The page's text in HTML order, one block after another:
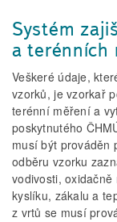
Systém
a terénních
Veškeré údaje,
vzorků, je vzorkař
terénní měření a
poskytnutého
musí být prováděn
odběru vzorku
vodivosti,
kyslíku, zákalu a
z vrtů se musí